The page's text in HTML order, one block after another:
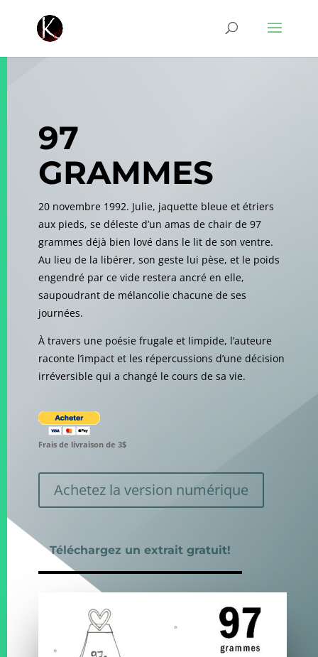
97
GRAMMES
20 novembre 1992. Julie, jaquette bleue et étriers
aux pieds, se déleste d’un amas de chair de 97
grammes déjà bien lové dans le lit de son ventre.
Au lieu de la libérer, son geste lui pèse, et le poids
engendré par ce vide restera ancré en elle,
saupoudrant de mélancolie chacune de ses
journées.
À travers une poésie frugale et limpide, l’auteure
raconte l’impact et les répercussions d’une décision
irréversible qui a changé le cours de sa vie.
Frais de livraison de 3$
Achetez la version numérique
Téléchargez un extrait gratuit!